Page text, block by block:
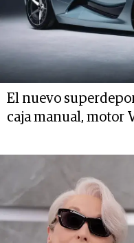
El nuevo
caja manual, motor